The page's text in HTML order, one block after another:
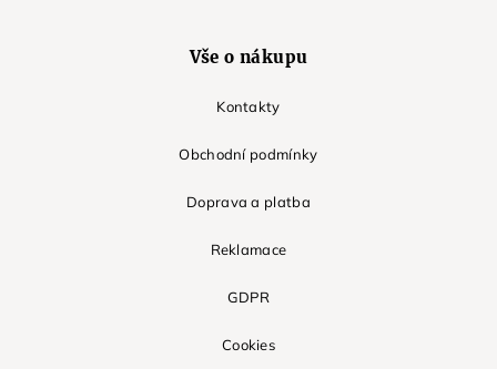
Vše o nákupu
Kontakty
Obchodní podmínky
Doprava a platba
Reklamace
GDPR
Cookies